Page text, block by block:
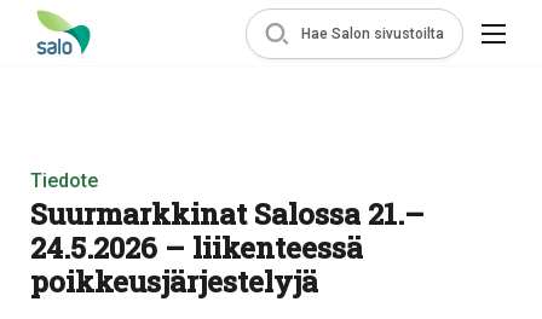
Hae Salon sivustoilta
Tiedote
Suurmarkkinat Salossa 21.–
24.5.2026 – liikenteessä
poikkeusjärjestelyjä